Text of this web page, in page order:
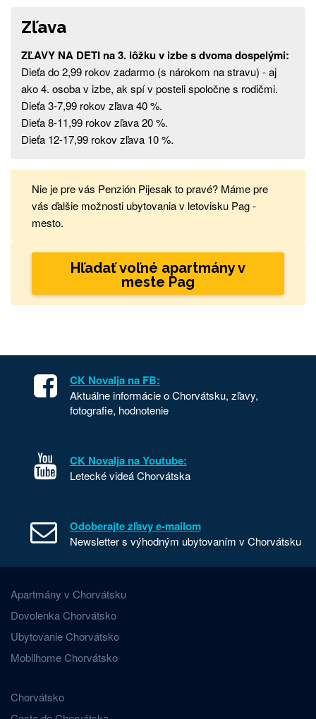
Zľava
ZĽAVY NA DETI na 3. lôžku v izbe s dvoma dospelými:
Dieťa do 2,99 rokov zadarmo (s nárokom na stravu) - aj
ako 4. osoba v izbe, ak spí v posteli spoločne s rodičmi.
Dieťa 3-7,99 rokov zľava 40 %.
Dieťa 8-11,99 rokov zľava 20 %.
Dieťa 12-17,99 rokov zľava 10 %.
Nie je pre vás Penzión Pijesak to pravé? Máme pre
vás ďalšie možnosti ubytovania v letovisku Pag -
mesto.
Hľadať voľné apartmány v
meste Pag
CK Novalja na FB:
Aktuálne informácie o Chorvátsku, zľavy,
fotografie, hodnotenie
CK Novalja na Youtube:
Letecké videá Chorvátska
Odoberajte zľavy e-mailom
Newsletter s výhodným ubytovaním v Chorvátsku
Apartmány v Chorvátsku
Dovolenka Chorvátsko
Ubytovanie Chorvátsko
Mobilhome Chorvátsko
Chorvátsko